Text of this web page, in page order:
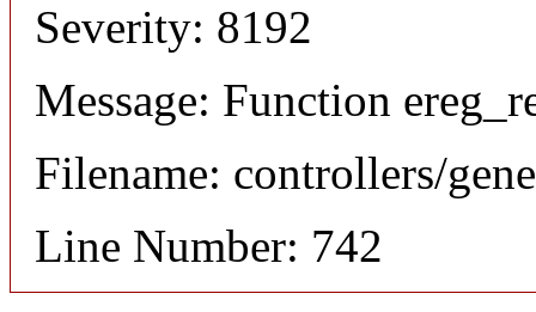
Severity: 8192
Message: Function
Filename: controllers/
Line Number: 742